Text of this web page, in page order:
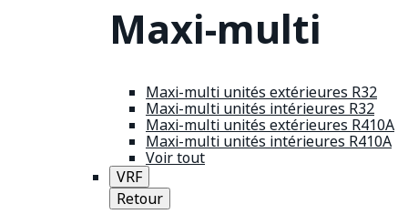
Maxi-multi
Maxi-multi unités extérieures R32
Maxi-multi unités intérieures R32
Maxi-multi unités extérieures R410A
Maxi-multi unités intérieures R410A
Voir tout
VRF
Retour